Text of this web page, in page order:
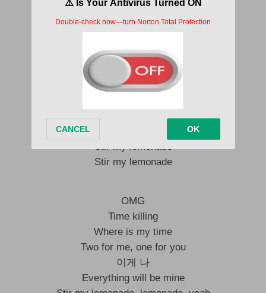
Dance
What you want
너 때문에 쏠려버린 Vibe
나는 이만 가지 슝 Yeah
Everything will be mine
Stir my lemonade
Stir my lemonade
OMG
Time killing
Where is my time
Two for me, one for you
이게 나
Everything will be mine